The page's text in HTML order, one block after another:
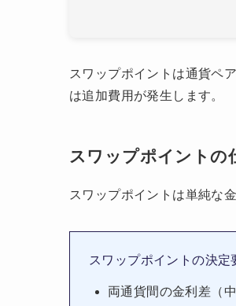
スワップポイントは通貨ペ
は追加費用が発生します。
スワップポイントの
スワップポイントは単純な
スワップポイントの決定
両通貨間の金利差（